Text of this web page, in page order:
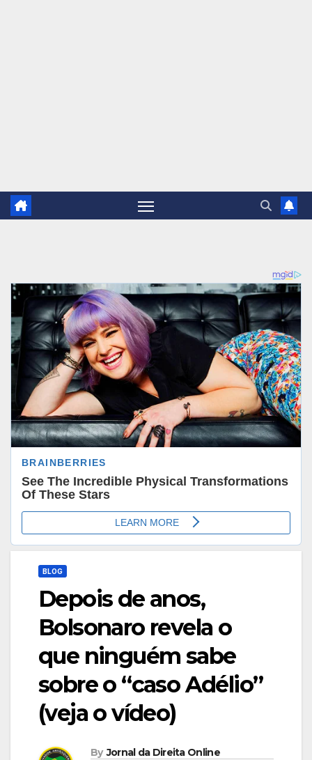
BLOG
Depois de anos,
Bolsonaro revela o
que ninguém sabe
sobre o “caso Adélio”
(veja o vídeo)
By Jornal da Direita Online